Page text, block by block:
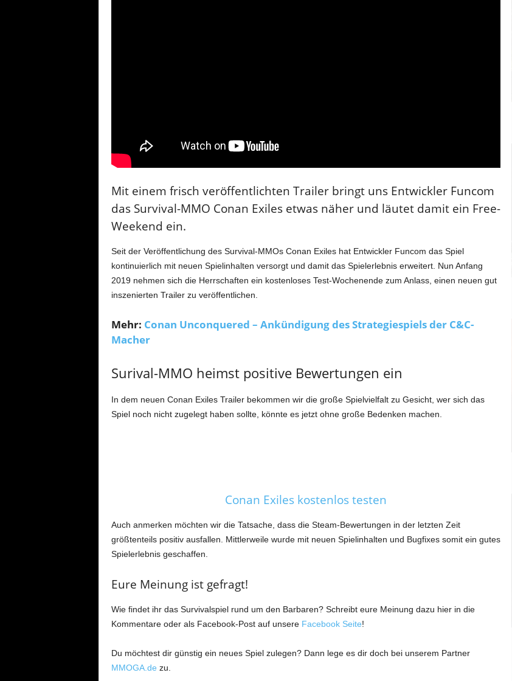
Mit einem frisch veröffentlichten Trailer bringt uns Entwickler Funcom
das Survival-MMO Conan Exiles etwas näher und läutet damit ein Free-
Weekend ein.
Seit der Veröffentlichung des Survival-MMOs Conan Exiles hat Entwickler Funcom das Spiel
kontinuierlich mit neuen Spielinhalten versorgt und damit das Spielerlebnis erweitert. Nun Anfang
2019 nehmen sich die Herrschaften ein kostenloses Test-Wochenende zum Anlass, einen neuen gut
inszenierten Trailer zu veröffentlichen.
Mehr: Conan Unconquered – Ankündigung des Strategiespiels der C&C-
Macher
Surival-MMO heimst positive Bewertungen ein
In dem neuen Conan Exiles Trailer bekommen wir die große Spielvielfalt zu Gesicht, wer sich das
Spiel noch nicht zugelegt haben sollte, könnte es jetzt ohne große Bedenken machen.
Conan Exiles kostenlos testen
Auch anmerken möchten wir die Tatsache, dass die Steam-Bewertungen in der letzten Zeit
größtenteils positiv ausfallen. Mittlerweile wurde mit neuen Spielinhalten und Bugfixes somit ein gutes
Spielerlebnis geschaffen.
Eure Meinung ist gefragt!
Wie findet ihr das Survivalspiel rund um den Barbaren? Schreibt eure Meinung dazu hier in die
Kommentare oder als Facebook-Post auf unsere Facebook Seite!
Du möchtest dir günstig ein neues Spiel zulegen? Dann lege es dir doch bei unserem Partner
MMOGA.de zu.